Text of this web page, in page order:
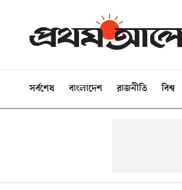
সর্বশেষ বাংলাদেশ রাজনীতি বিশ্ব